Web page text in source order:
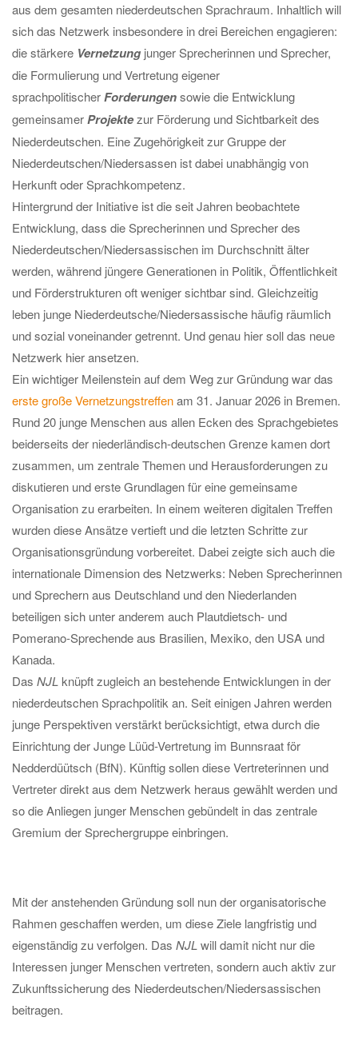
aus dem gesamten niederdeutschen Sprachraum. Inhaltlich will
sich das Netzwerk insbesondere in drei Bereichen engagieren:
die stärkere Vernetzung junger Sprecherinnen und Sprecher,
die Formulierung und Vertretung eigener
sprachpolitischerForderungensowie die Entwicklung
gemeinsamerProjektezur Förderung und Sichtbarkeit des
Niederdeutschen. Eine Zugehörigkeit zur Gruppe der
Niederdeutschen/Niedersassen ist dabei unabhängig von
Herkunft oder Sprachkompetenz.
Hintergrund der Initiative ist die seit Jahren beobachtete
Entwicklung, dass die Sprecherinnen und Sprecher des
Niederdeutschen/Niedersassischen im Durchschnitt älter
werden, während jüngere Generationen in Politik, Öffentlichkeit
und Förderstrukturen oft weniger sichtbar sind. Gleichzeitig
leben junge Niederdeutsche/Niedersassische häufig räumlich
und sozial voneinander getrennt. Und genau hier soll das neue
Netzwerk hier ansetzen.
Ein wichtiger Meilenstein auf dem Weg zur Gründung war das
erste große Vernetzungstreffenam 31. Januar 2026 in Bremen.
Rund 20 junge Menschen aus allen Ecken des Sprachgebietes
beiderseits der niederländisch-deutschen Grenze kamen dort
zusammen, um zentrale Themen und Herausforderungen zu
diskutieren und erste Grundlagen für eine gemeinsame
Organisation zu erarbeiten. In einem weiteren digitalen Treffen
wurden diese Ansätze vertieft und die letzten Schritte zur
Organisationsgründung vorbereitet. Dabei zeigte sich auch die
internationale Dimension des Netzwerks: Neben Sprecherinnen
und Sprechern aus Deutschland und den Niederlanden
beteiligen sich unter anderem auch Plautdietsch- und
Pomerano-Sprechende aus Brasilien, Mexiko, den USA und
Kanada.
Das NJL knüpft zugleich an bestehende Entwicklungen in der
niederdeutschen Sprachpolitik an. Seit einigen Jahren werden
junge Perspektiven verstärkt berücksichtigt, etwa durch die
Einrichtung der Junge Lüüd-Vertretung im Bunnsraat för
Nedderdüütsch (BfN). Künftig sollen diese Vertreterinnen und
Vertreter direkt aus dem Netzwerk heraus gewählt werden und
so die Anliegen junger Menschen gebündelt in das zentrale
Gremium der Sprechergruppe einbringen.
Mit der anstehenden Gründung soll nun der organisatorische
Rahmen geschaffen werden, um diese Ziele langfristig und
eigenständig zu verfolgen. Das NJL will damit nicht nur die
Interessen junger Menschen vertreten, sondern auch aktiv zur
Zukunftssicherung des Niederdeutschen/Niedersassischen
beitragen.